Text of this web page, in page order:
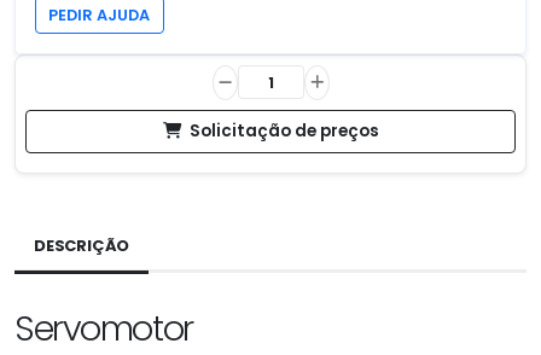
PEDIR AJUDA
Solicitação de preços
DESCRIÇÃO
Servomotor